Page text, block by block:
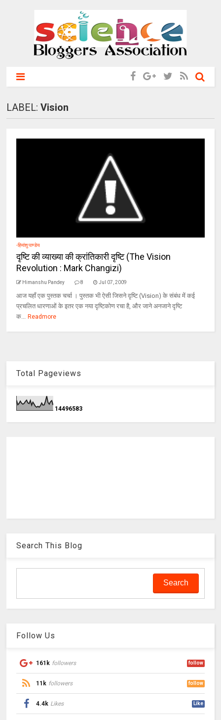
LABEL:Vision
-हिमांशु पाण्डेय
दृष्टि की व्याख्या की क्रांतिकारी दृष्टि (The Vision
Revolution : Mark Changizi)
Himanshu Pandey 8 Jul 07, 2009
आज यहाँ एक पुस्तक चर्चा । पुस्तक भी ऐसी जिसने दृष्टि (Vision) के संबंध में कई
प्रचलित धारणाओं के इतर एक नया दृष्टिकोण रचा है, और जाने अनजाने दृष्टि
क... Readmore
Total Pageviews
14496583
Search This Blog
Follow Us
161k followers follow
11k followers follow
4.4k Likes Like